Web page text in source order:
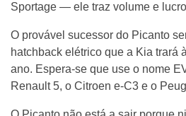
Sportage — ele traz volume e
O provável sucessor do Picanto
hatchback elétrico que a Kia trará
ano. Espera-se que use o nome
Renault 5, o Citroen e-C3 e o